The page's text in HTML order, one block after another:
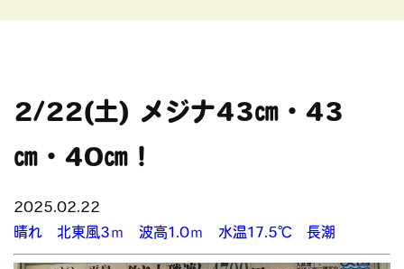
2/22(土) メジナ43㎝・43
㎝・40㎝！
2025.02.22
晴れ 北東風3ｍ 波高1.0ｍ 水温17.5℃ 長潮